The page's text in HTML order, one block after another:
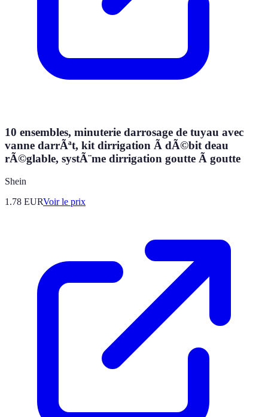
10 ensembles, minuterie darrosage de tuyau avec
vanne darrÃªt, kit dirrigation Ã dÃ©bit deau
rÃ©glable, systÃ¨me dirrigation goutte Ã goutte
Shein
1.78 EURVoir le prix